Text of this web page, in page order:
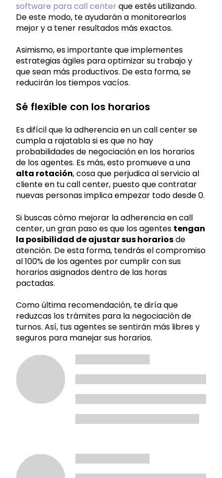
software para call center que estés utilizando.
De este modo, te ayudarán a monitorearlos
mejor y a tener resultados más exactos.
Asimismo, es importante que implementes
estrategias ágiles para optimizar su trabajo y
que sean más productivos. De esta forma, se
reducirán los tiempos vacíos.
Sé flexible con los horarios
Es difícil que la adherencia en un call center se
cumpla a rajatabla si es que no hay
probabilidades de negociación en los horarios
de los agentes. Es más, esto promueve a una
alta rotación, cosa que perjudica al servicio al
cliente en tu call center, puesto que contratar
nuevas personas implica empezar todo desde 0.
Si buscas cómo mejorar la adherencia en call
center, un gran paso es que los agentes tengan
la posibilidad de ajustar sus horariosde
atención. De esta forma, tendrás el compromiso
al 100% de los agentes por cumplir con sus
horarios asignados dentro de las horas
pactadas.
Como última recomendación, te diría que
reduzcas los trámites para la negociación de
turnos. Así, tus agentes se sentirán más libres y
seguros para manejar sus horarios.